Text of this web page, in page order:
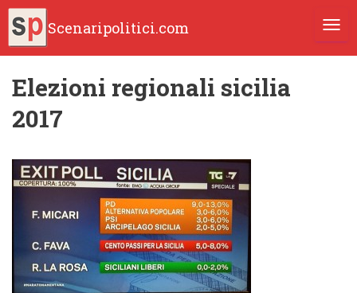
Scenaripolitici.com
Elezioni regionali sicilia
2017